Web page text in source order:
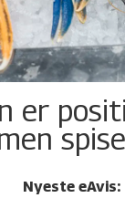
er
Nyeste eAvis: